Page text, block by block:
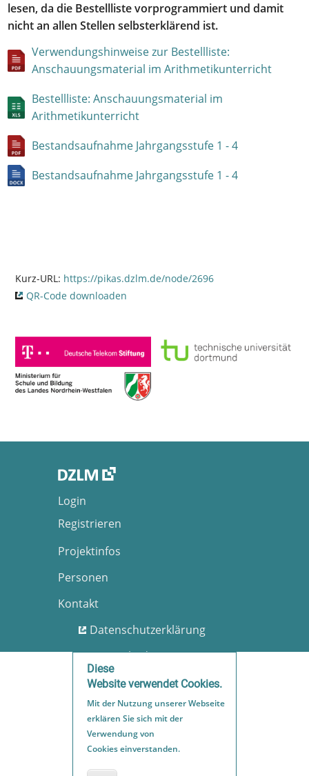
lesen, da die Bestellliste vorprogrammiert und damit
nicht an allen Stellen selbsterklärend ist.
Verwendungshinweise zur Bestellliste:
Anschauungsmaterial im Arithmetikunterricht
Bestellliste: Anschauungsmaterial im
Arithmetikunterricht
Bestandsaufnahme Jahrgangsstufe 1 - 4
Bestandsaufnahme Jahrgangsstufe 1 - 4
Kurz-URL: https://pikas.dzlm.de/node/2696
QR-Code downloaden
Login
Registrieren
Projektinfos
Personen
Kontakt
Datenschutzerklärung
Nutzungsbedingungen
Barrierefreiheit
Impressum
Sitemap
Diese
Website verwendet Cookies.
Mit der Nutzung unserer Webseite
erklären Sie sich mit der
Verwendung von
Cookies einverstanden.